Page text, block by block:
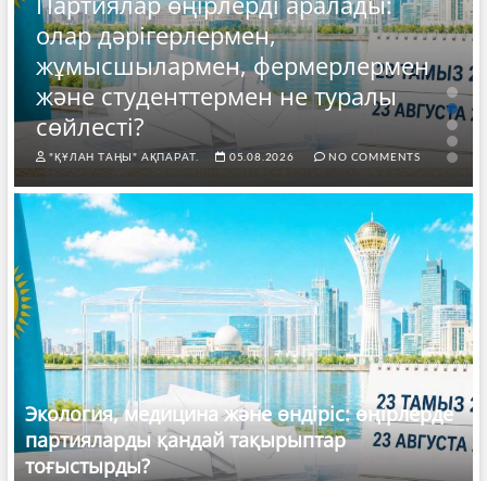
олар дәрігерлермен,
жұмысшылармен, фермерлермен
және студенттермен не туралы
сөйлесті?
"ҚҰЛАН ТАҢЫ" АҚПАРАТ. 05.08.2026 NO COMMENTS
Экология, медицина және өндіріс: өңірлерде
партияларды қандай тақырыптар
тоғыстырды?